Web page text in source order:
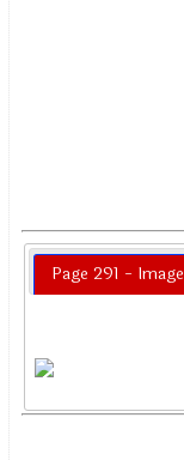
Page 291 - Image